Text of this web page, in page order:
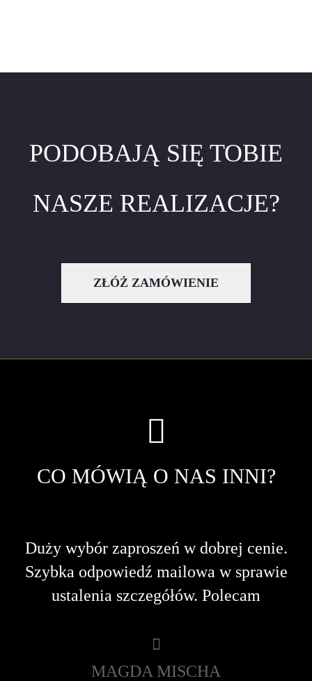
PODOBAJĄ SIĘ TOBIE
NASZE REALIZACJE?
ZŁÓŻ ZAMÓWIENIE
CO MÓWIĄ O NAS INNI?
Duży wybór zaproszeń w dobrej cenie.
Szybka odpowiedź mailowa w sprawie
ustalenia szczegółów. Polecam
MAGDA MISCHA